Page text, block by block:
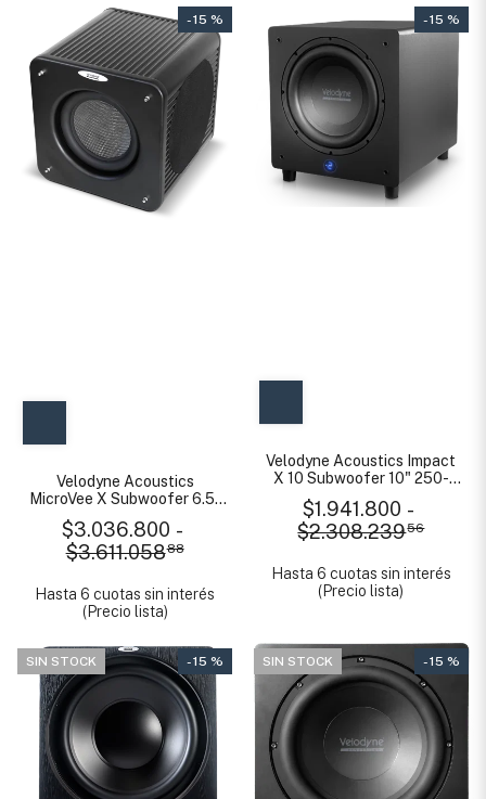
- 15 %
Velodyne Acoustics
MicroVee X Subwoofer 6.5"
$3.036.800 -
$3.611.05888
Hasta 6 cuotas sin interés
(Precio lista)
- 15 %
Velodyne Acoustics Impact
X 10 Subwoofer 10" 250-
$1.941.800 -
$2.308.23956
Hasta 6 cuotas sin interés
(Precio lista)
SIN STOCK - 15 % SIN STOCK - 15 %